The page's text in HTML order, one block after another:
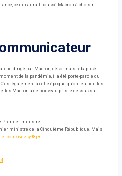
ce qui aurait poussé Macron à choisir
dirigé par Macron, désormais rebaptisé
de la pandémie, il a été porte-parole du
également à cette époque qu’ont eu lieu les
Macron a de nouveau pris le dessus sur
Premier ministre.
ministre de la Cinquième République. Mais
ivqzsy98jR